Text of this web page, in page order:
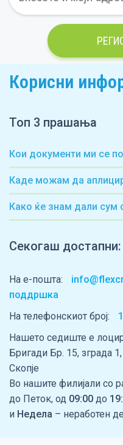
Корисни
Топ 3 прашања
Кои документи ми се
Каде можам да
Како ќе знам дали сум
Секогаш достапни:
На е-пошта:
поддршка
На телефонскиот број:
Нашето седиште е
Бригади Бр. 15, зграда
Скопје
Во нашите филијали со
до Петок, од 09:00 до
и Недела – неработен